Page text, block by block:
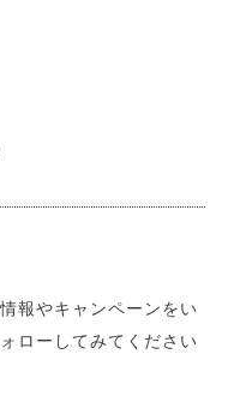
報やキャンペーンをい
ローしてみてください